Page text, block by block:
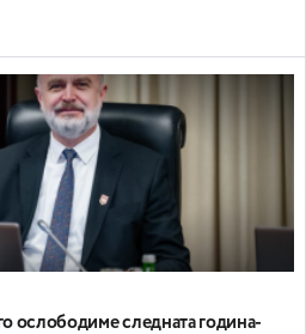
ослободиме следната година-